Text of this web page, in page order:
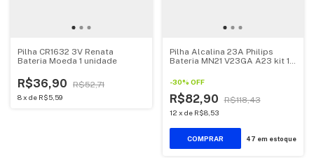
Pilha CR1632 3V Renata
Bateria Moeda 1 unidade
R$36,90 R$52,71
8x de R$5,59
Pilha Alcalina 23A Philips
Bateria MN21 V23GA A23 kit 10
-30% OFF
R$82,90 R$118,43
12 x de R$8,53
47 em estoque